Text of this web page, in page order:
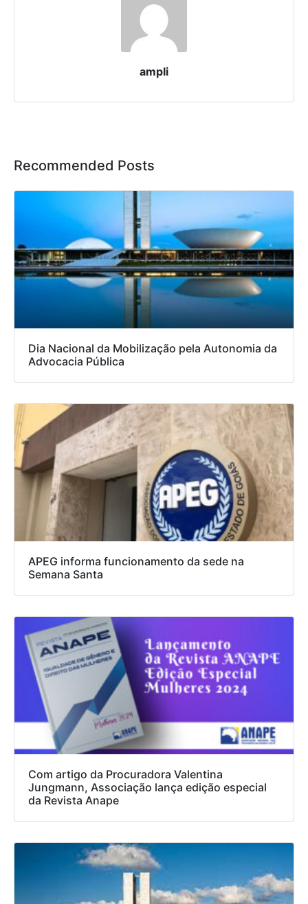
ampli
Recommended Posts
Dia Nacional da Mobilização pela Autonomia da
Advocacia Pública
APEG informa funcionamento da sede na
Semana Santa
Com artigo da Procuradora Valentina
Jungmann, Associação lança edição especial
da Revista Anape